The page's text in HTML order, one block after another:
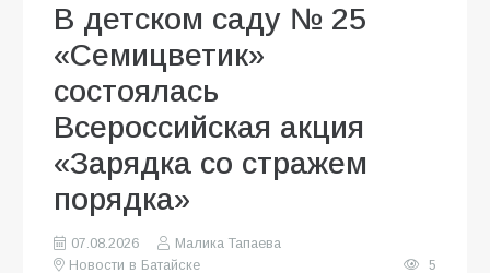
В детском саду № 25
«Семицветик»
состоялась
Всероссийская акция
«Зарядка со стражем
порядка»
07.08.2026
Малика Тапаева
Новости в Батайске
5